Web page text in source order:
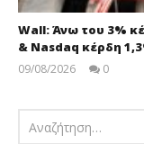
Wall: Άνω του 3%
& Nasdaq κέρδη
09/08/2026
0